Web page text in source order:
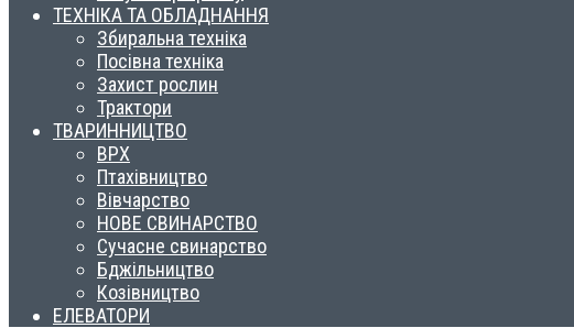
ТЕХНІКА ТА ОБЛАДНАННЯ
Збиральна техніка
Посівна техніка
Захист рослин
Трактори
ТВАРИННИЦТВО
ВРХ
Птахівництво
Вівчарство
НОВЕ СВИНАРСТВО
Сучасне свинарство
Бджільництво
Козівництво
ЕЛЕВАТОРИ